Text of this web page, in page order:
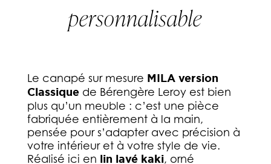
personnalisable
Le canapé sur mesure MILA version
Classiquede Bérengère Leroy est bien
plus qu’un meuble : c’est une pièce
fabriquée entièrement à la main,
pensée pour s’adapter avec précision à
votre intérieur et à votre style de vie.
Réalisé ici en lin lavé kaki, orné